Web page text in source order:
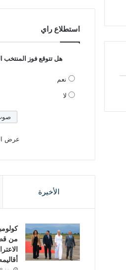
استطلاع راي
هل تتوقع فوز المنتخب
نعم
لا
عرض
الأخيرة
من